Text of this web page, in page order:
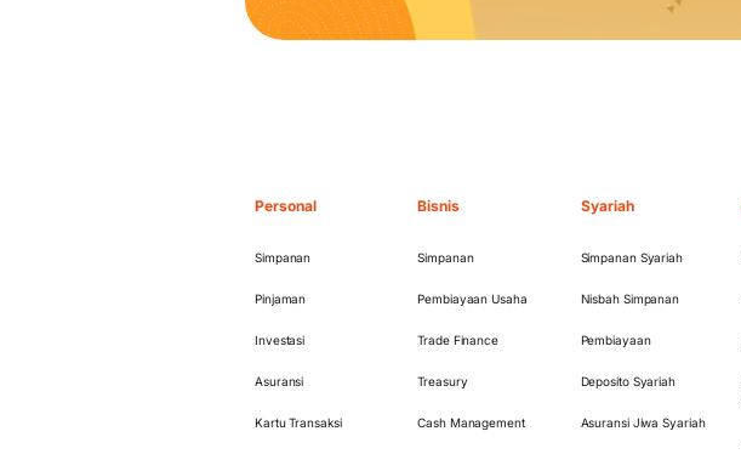
Personal
Simpanan
Pinjaman
Investasi
Asuransi
Kartu Transaksi
Bisnis
Simpanan
Pembiayaan Usaha
Trade Finance
Treasury
Cash Management
Syariah
Simpanan Syariah
Nisbah Simpanan
Pembiayaan
Deposito Syariah
Asuransi Jiwa Syariah